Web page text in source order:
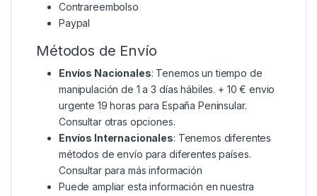
Contrareembolso
Paypal
Métodos de Envío
Envíos Nacionales: Tenemos un tiempo de
manipulación de 1 a 3 días hábiles. + 10 € envio
urgente 19 horas para España Peninsular.
Consultar otras opciones.
Envíos Internacionales: Tenemos diferentes
métodos de envío para diferentes países.
Consultar para más información
Puede ampliar esta información en nuestra